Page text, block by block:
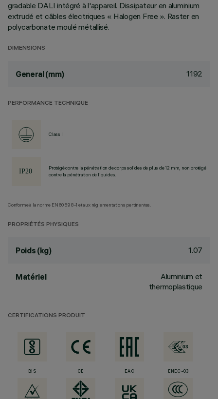
gradable DALI intégré à l'appareil. Dissipateur en aluminium
extrudé et câbles électriques « Halogen Free ». Raster en
polycarbonate moulé métallisé.
DIMENSIONS
General (mm) 1192
PERFORMANCE TECHNIQUE
Class I
Protégé contre la pénétration de corps solides de plus de 12 mm, non protégé
contre la pénétration de liquides.
Conforme à la norme EN60598-1 et aux réglementations pertinentes.
PROPRIÉTÉS PHYSIQUES
Poids (kg) 1.07
Matériel
Aluminium et
thermoplastique
CERTIFICATIONS PRODUIT
BIS CE EAC ENEC-03